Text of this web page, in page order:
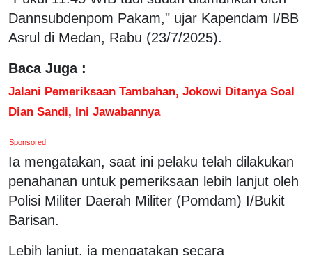
Dannsubdenpom Pakam," ujar Kapendam I/BB
Asrul di Medan, Rabu (23/7/2025).
Baca Juga :
Jalani Pemeriksaan Tambahan, Jokowi Ditanya Soal
Dian Sandi, Ini Jawabannya
Sponsored
Ia mengatakan, saat ini pelaku telah dilakukan
penahanan untuk pemeriksaan lebih lanjut oleh
Polisi Militer Daerah Militer (Pomdam) I/Bukit
Barisan.
Lebih lanjut, ia mengatakan secara